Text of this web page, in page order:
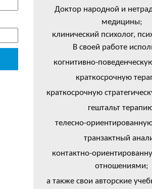
Доктор народной и
медицины;
клинический психолог,
В своей работе
когнитивно-
краткосрочную
краткосрочную
гештальт
телесно-
транзактный
контактно-
отношениями;
а также свои авторские